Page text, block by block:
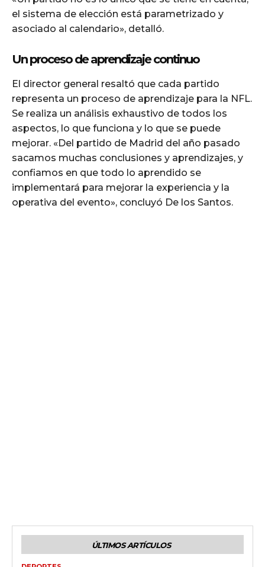
el sistema de elección está parametrizado y
asociado al calendario», detalló.
Un proceso de aprendizaje continuo
El director general resaltó que cada partido
representa un proceso de aprendizaje para la NFL.
Se realiza un análisis exhaustivo de todos los
aspectos, lo que funciona y lo que se puede
mejorar. «Del partido de Madrid del año pasado
sacamos muchas conclusiones y aprendizajes, y
confiamos en que todo lo aprendido se
implementará para mejorar la experiencia y la
operativa del evento», concluyó De los Santos.
ÚLTIMOS ARTÍCULOS